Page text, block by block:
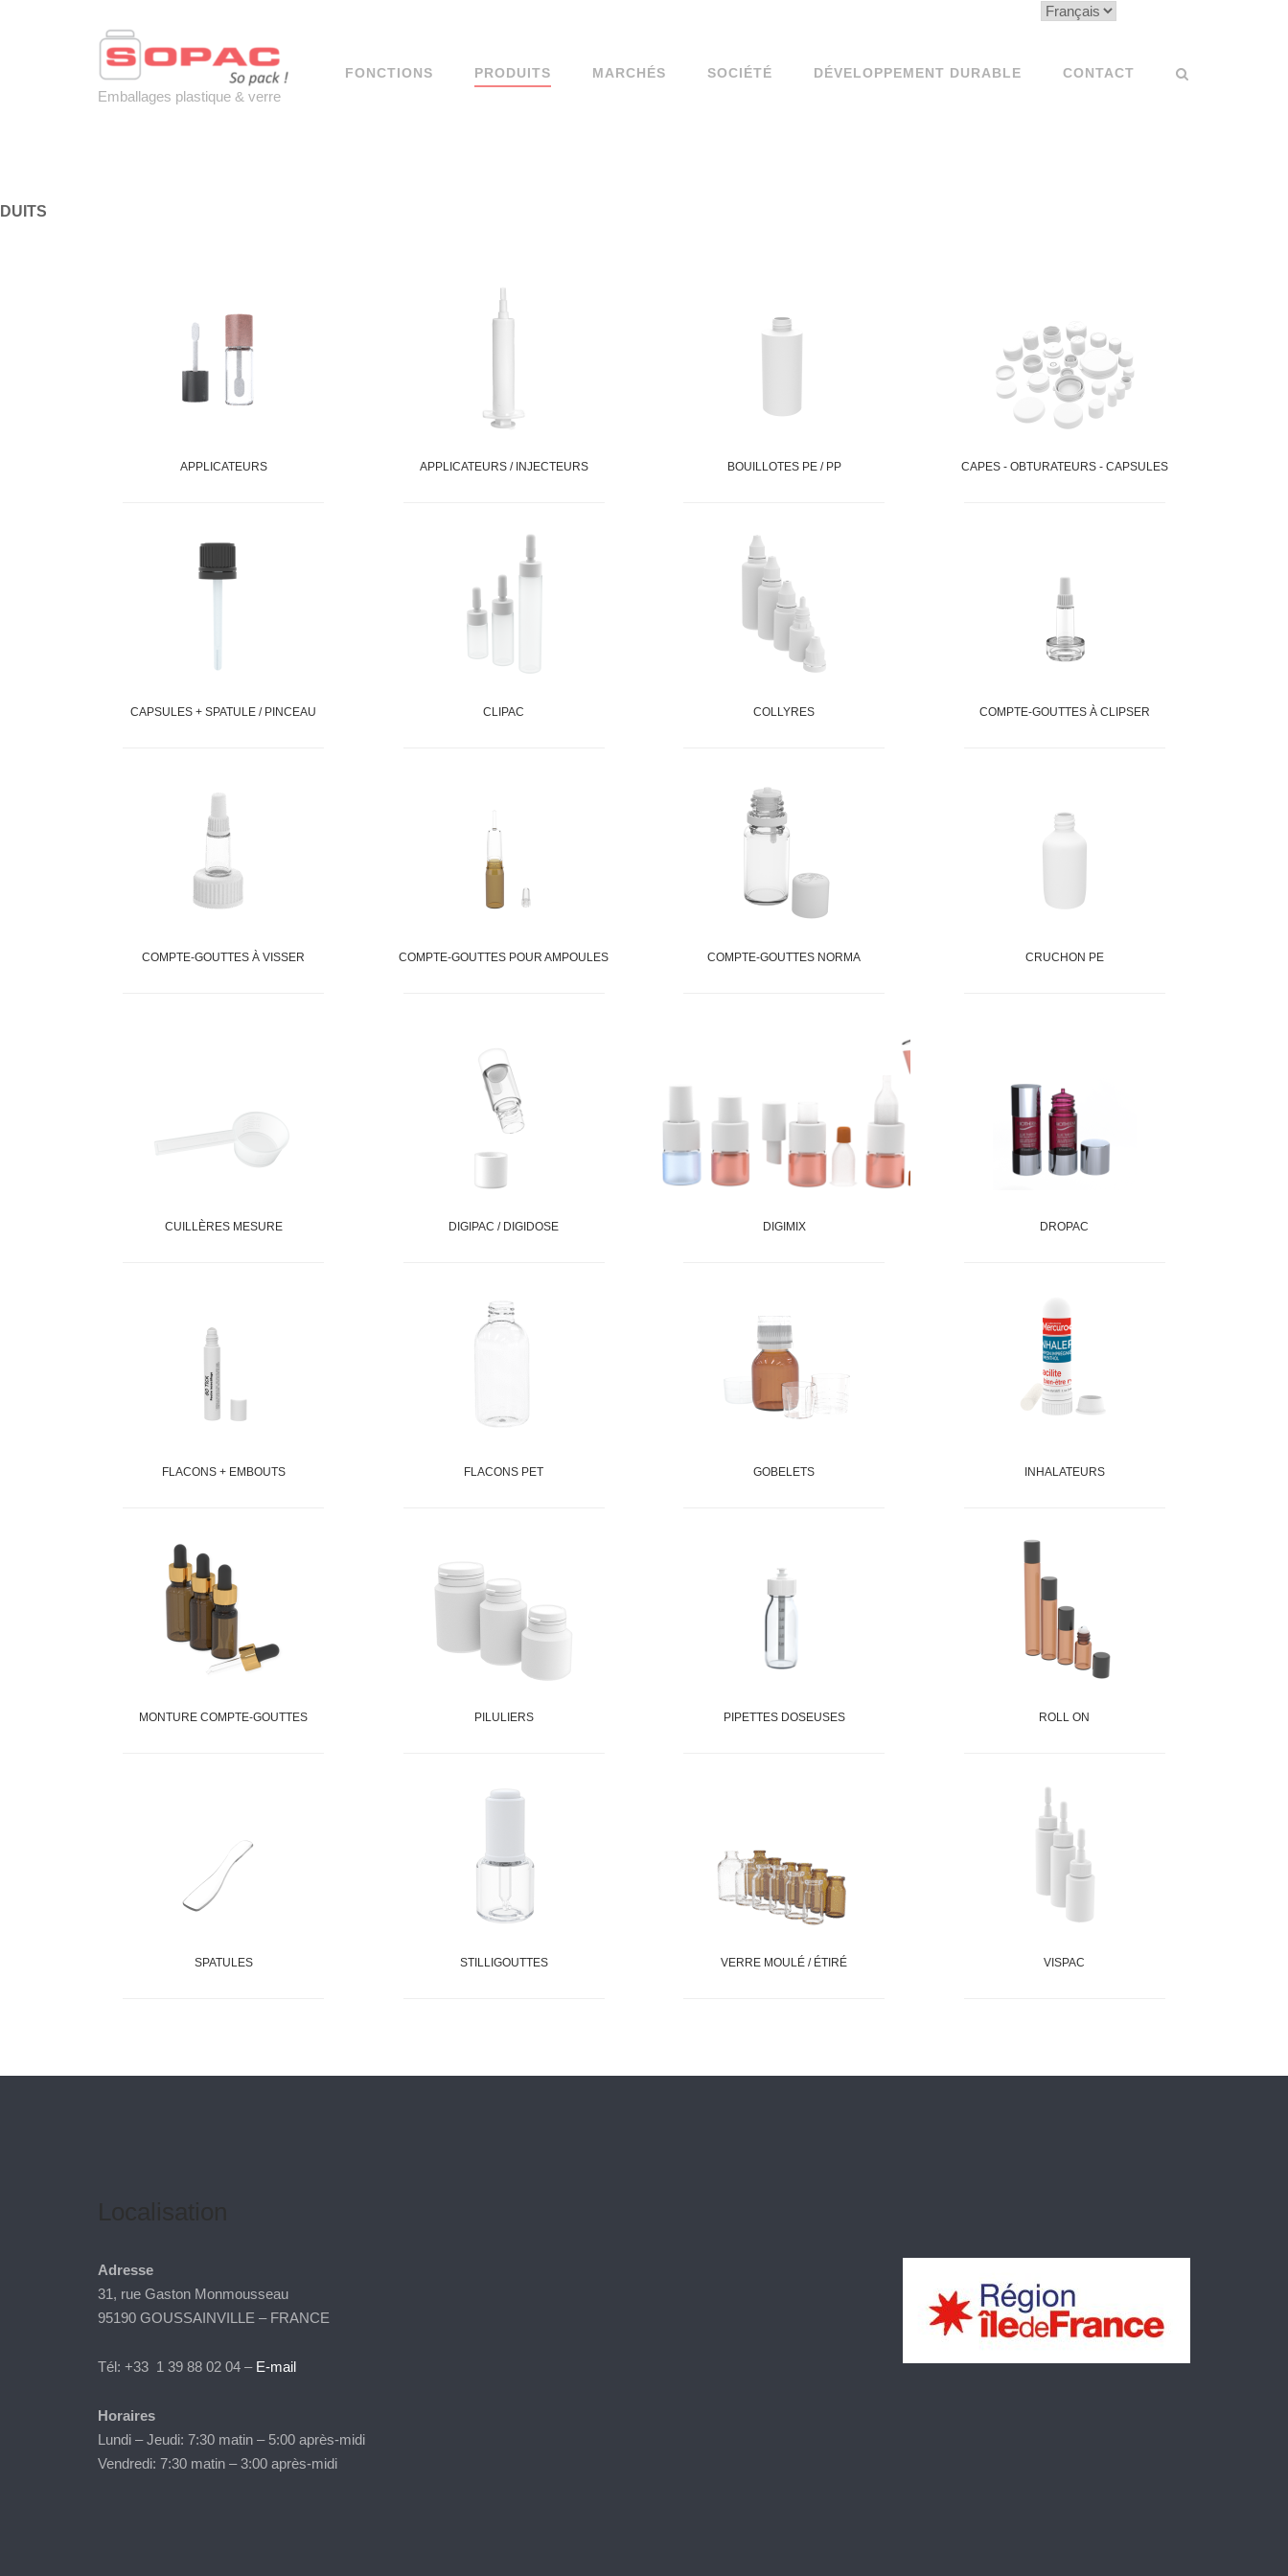
Emballages plastique & verre
FONCTIONS PRODUITS MARCHÉS SOCIÉTÉ DÉVELOPPEMENT DURABLE CONTACT
APPLICATEURS APPLICATEURS / INJECTEURS BOUILLOTES PE / PP CAPES - OBTURATEURS - CAPSULES
CAPSULES + SPATULE / PINCEAU CLIPAC COLLYRES COMPTE-GOUTTES À CLIPSER
COMPTE-GOUTTES À VISSER COMPTE-GOUTTES POUR AMPOULES COMPTE-GOUTTES NORMA CRUCHON PE
CUILLÈRES MESURE DIGIPAC / DIGIDOSE DIGIMIX DROPAC
FLACONS + EMBOUTS FLACONS PET GOBELETS INHALATEURS
MONTURE COMPTE-GOUTTES PILULIERS PIPETTES DOSEUSES ROLL ON
SPATULES STILLIGOUTTES VERRE MOULÉ / ÉTIRÉ VISPAC
Choisir
Adresse
31, rue Gaston Monmousseau
95190 GOUSSAINVILLE – FRANCE
Tél: +33 1 39 88 02 04 – E-mail
Horaires
Lundi – Jeudi: 7:30 matin – 5:00 après-midi
Vendredi: 7:30 matin – 3:00 après-midi